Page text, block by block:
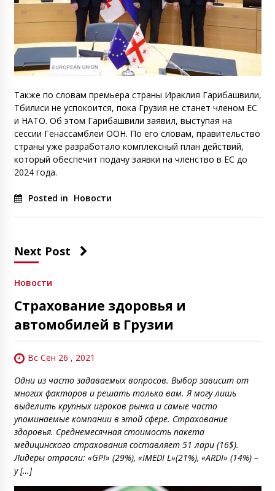
Также по словам премьера страны Ираклия Гарибашвили,
Тбилиси не успокоится, пока Грузия не станет членом ЕС
и НАТО. Об этом Гарибашвили заявил, выступая на
сессии Генассамблеи ООН. По его словам, правительство
страны уже разработало комплексный план действий,
который обеспечит подачу заявки на членство в ЕС до
2024 года.
Posted in Новости
Next Post
Новости
Страхование здоровья и
автомобилей в Грузии
Вс Сен 26 , 2021
Одни из часто задаваемых вопросов. Выбор зависит от
многих факторов и решать только вам. Я могу лишь
выделить крупных игроков рынка и самые часто
упоминаемые компании в этой сфере. Страхование
здоровья. Среднемесячная стоимость пакета
медицинского страхования составляет 51 лари (16$).
Лидеры отрасли: «GPI» (29%), «IMEDI L»(21%), «ARDI» (14%) –
у […]